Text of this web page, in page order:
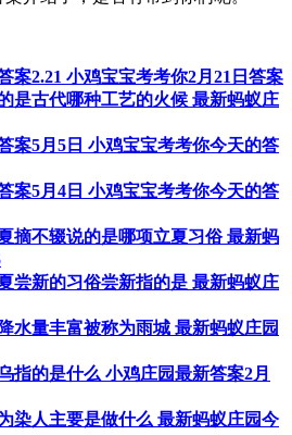
案2.21 小鸡宝宝考考你2月21日答案
是古代哪种工艺的火候 最新蚂蚁庄
案5月5日 小鸡宝宝考考你今天的答
案5月4日 小鸡宝宝考考你今天的答
摘不辍说的是哪项立夏习俗 最新蚂
尝新的习俗尝新指的是 最新蚂蚁庄
水量丰富被称为雨城 最新蚂蚁庄园
指的是什么 小鸡庄园最新答案2月
染人主要是做什么 最新蚂蚁庄园今